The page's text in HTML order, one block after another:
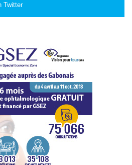
Twitter